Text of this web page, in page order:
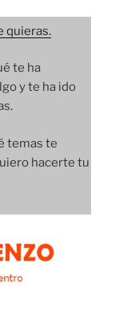
quieras.
te ha
y te ha ido
temas te
hacerte tu